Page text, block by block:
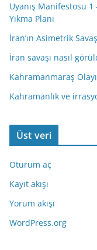
Uyanış Manifestosu
Yıkma Planı
İran’ın Asimetrik
İran savaşı nasıl
Kahramanmaraş
Kahramanlık ve
Üst veri
Oturum aç
Kayıt akışı
Yorum akışı
WordPress.org